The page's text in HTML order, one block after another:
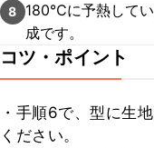
8
180℃に予熱して
成です。
コツ・ポイント
・手順6で、型に生
ください。